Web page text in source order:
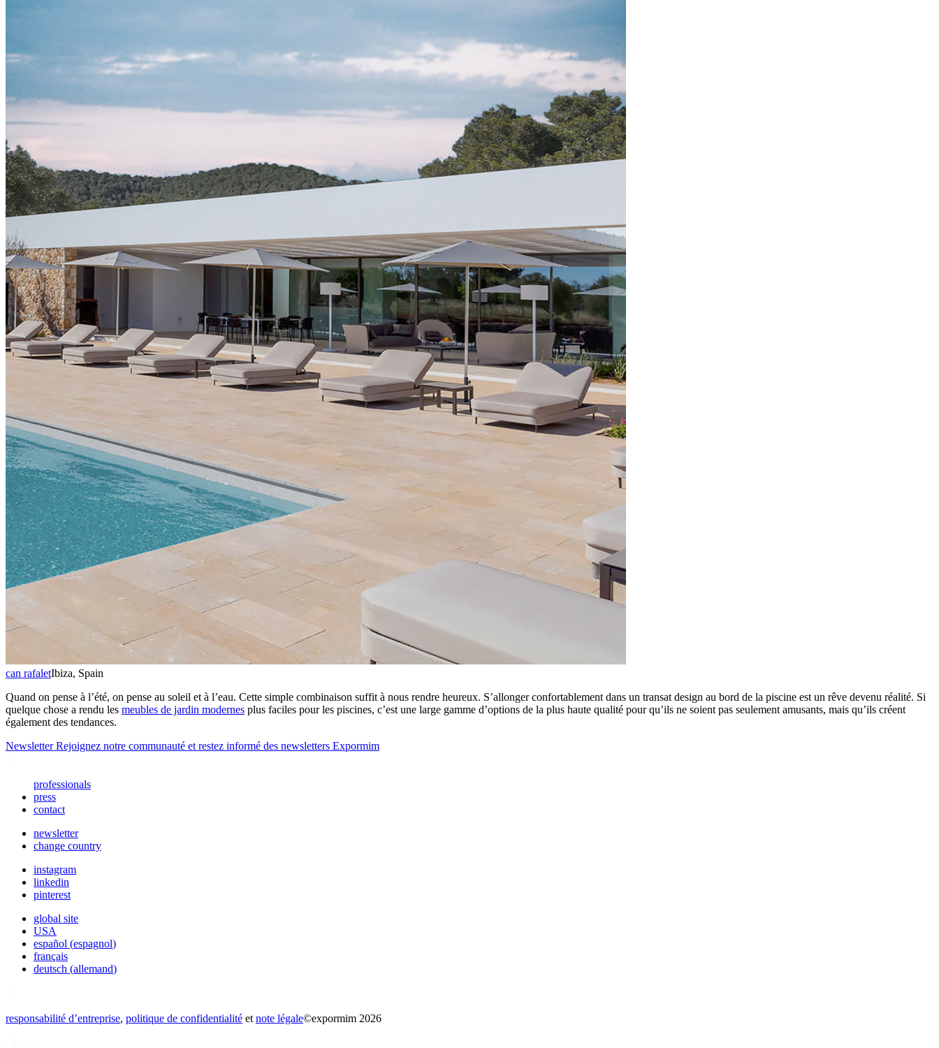
can rafaletIbiza, Spain
Quand on pense à l’été, on pense au soleil et à l’eau. Cette simple combinaison suffit à nous rendre heureux. S’allonger confortablement dans un transat design au bord de la piscine est un rêve devenu réalité. Si
quelque chose a rendu les meubles de jardin modernes plus faciles pour les piscines, c’est une large gamme d’options de la plus haute qualité pour qu’ils ne soient pas seulement amusants, mais qu’ils créent
également des tendances.
Newsletter Rejoignez notre communauté et restez informé des newsletters Expormim
professionals
press
contact
newsletter
change country
instagram
linkedin
pinterest
global site
USA
español (espagnol)
français
deutsch (allemand)
responsabilité d’entreprise, politique de confidentialité et note légale©expormim 2026